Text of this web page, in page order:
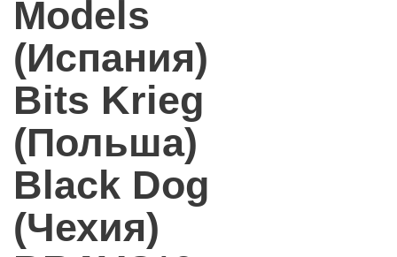
Models
(Испания)
Bits Krieg
(Польша)
Black Dog
(Чехия)